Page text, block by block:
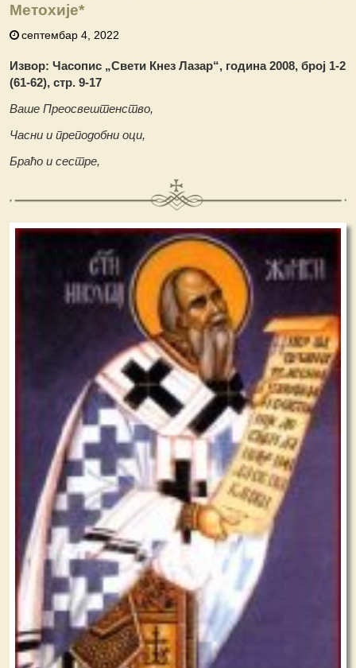
Метохије*
септембар 4, 2022
Извор: Часопис „Свети Кнез Лазар“, година 2008, број 1-2
(61-62), стр. 9-17
Ваше Преосвештенство,
Часни и преподобни оци,
Браћо и сестре,